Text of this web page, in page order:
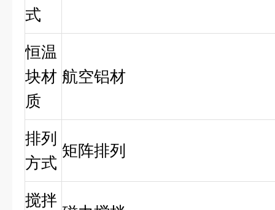
式
恒温
块材
质
航空铝材
排列
方式
矩阵排列
搅拌